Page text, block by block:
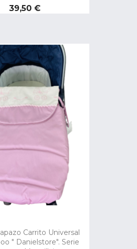
Precio
39,50 €
Carrito Universal
" Danielstore". Serie